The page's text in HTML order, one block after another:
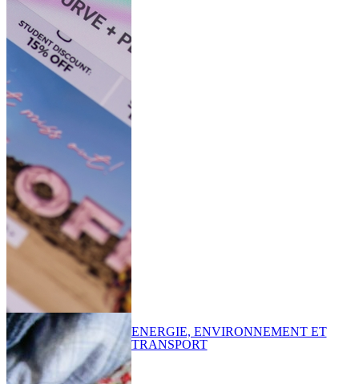
ENERGIE, ENVIRONNEMENT ET
TRANSPORT